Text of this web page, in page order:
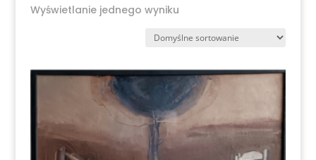
Wyświetlanie jednego wyniku